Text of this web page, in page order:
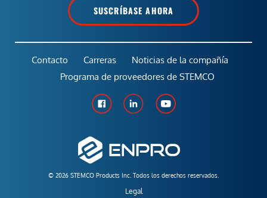
SUSCRÍBASE AHORA
© 2026 STEMCO Products Inc. Todos los derechos reservados.
Legal
Contacto Carreras
Noticias de la compañía
Programa de proveedores de STEMCO